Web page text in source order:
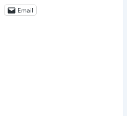
Email